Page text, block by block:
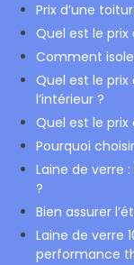
Prix d’une
Quel est le prix
Comment
Quel est le
l’intérieur ?
Quel est le prix
Pourquoi
Laine de verre
?
Bien assurer
Laine de verre
performance